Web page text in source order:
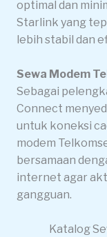
optimal dan
Starlink yang
lebih stabil dan
Sewa Modem
Sebagai
Connect
untuk koneksi
modem
bersamaan
internet agar
gangguan.
Katalog